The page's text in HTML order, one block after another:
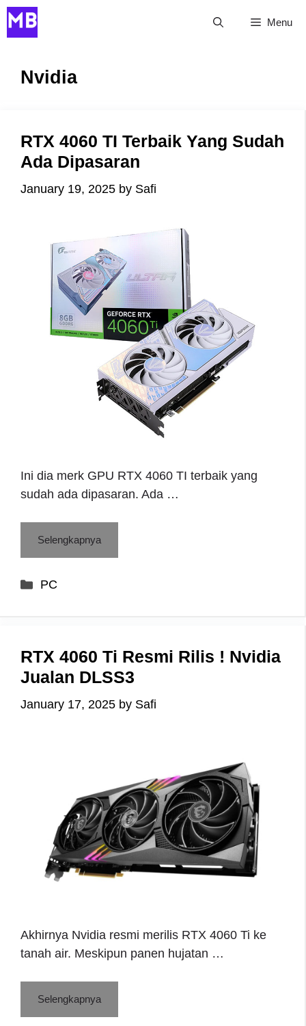
Skip
to
Menu
Nvidia
RTX 4060 TI Terbaik Yang Sudah
Ada Dipasaran
January 19, 2025 by Safi
Ini dia merk GPU RTX 4060 TI terbaik yang
sudah ada dipasaran. Ada …
Selengkapnya
Categories
PC
RTX 4060 Ti Resmi Rilis ! Nvidia
Jualan DLSS3
January 17, 2025 by Safi
Akhirnya Nvidia resmi merilis RTX 4060 Ti ke
tanah air. Meskipun panen hujatan …
Selengkapnya